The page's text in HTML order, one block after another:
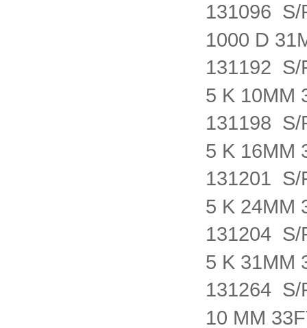
131096 S/
1000 D
131192 S/
5 K 10MM
131198 S/
5 K 16MM
131201 S/
5 K 24MM
131204 S/
5 K 31MM
131264 S/
10 MM